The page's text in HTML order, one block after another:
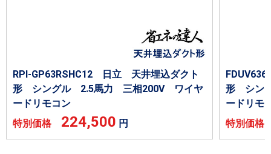
RPI-GP63RSHC12 日立 天井埋込ダクト
形 シングル 2.5馬力 三相200V ワイヤ
ードリモコン
特別価格 224,500 円
形 シン
ードリモ
特別価